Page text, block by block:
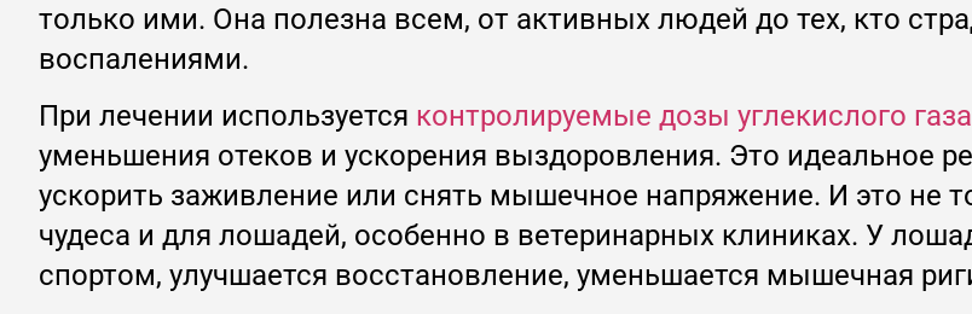
только ими. Она полезна всем, от активных людей до тех, кто
воспалениями.
При лечении используется контролируемые дозы углекислого газа
уменьшения отеков и ускорения выздоровления. Это идеальное
ускорить заживление или снять мышечное напряжение. И это не
чудеса и для лошадей, особенно в ветеринарных клиниках. У
спортом, улучшается восстановление, уменьшается мышечная